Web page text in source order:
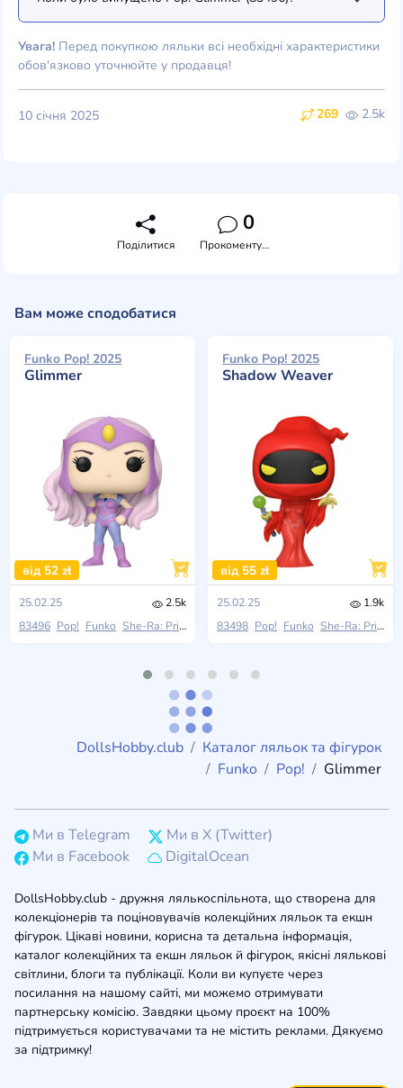
Увага! Перед покупкою ляльки всі необхідні характеристики
обов'язково уточнюйте у продавця!
269 2.5k
10 січня 2025
Поділитися
0
Прокоментувати
Вам може сподобатися
Funko Pop! 2025
Glimmer
від 52 zł
25.02.25
2.5k
83496 Pop! Funko She-Ra: Princess Of Power
Funko Pop! 2025
Shadow Weaver
від 55 zł
25.02.25
1.9k
83498 Pop! Funko She-Ra: Princess Of Power
DollsHobby.club
Каталог ляльок та фігурок
Funko
Pop! Glimmer
Ми в Telegram
Ми в X (Twitter)
Ми в Facebook
DigitalOcean
DollsHobby.club - дружня лялькоспільнота, що створена для
колекціонерів та поціновувачів колекційних ляльок та екшн
фігурок. Цікаві новини, корисна та детальна інформація,
каталог колекційних та екшн ляльок й фігурок, якісні лялькові
світлини, блоги та публікації. Коли ви купуєте через
посилання на нашому сайті, ми можемо отримувати
партнерську комісію. Завдяки цьому проєкт на 100%
підтримується користувачами та не містить реклами. Дякуємо
за підтримку!